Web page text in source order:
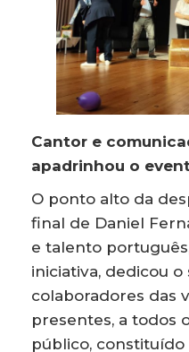
Cantor e
apadrinhou o
O ponto alto da
final de Daniel
e talento
iniciativa, dedicou
colaboradores das
presentes, a todos
público,